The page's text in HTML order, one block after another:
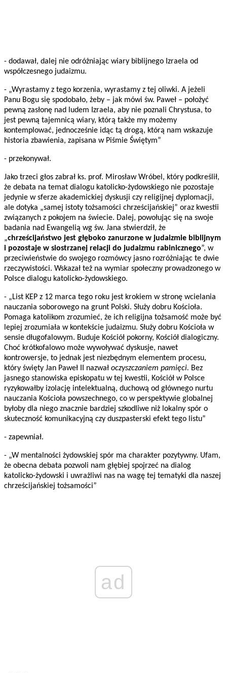
- dodawał, dalej nie odróżniając wiary biblijnego Izraela od
współczesnego judaizmu.
- „Wyrastamy z tego korzenia, wyrastamy z tej oliwki. A jeżeli
Panu Bogu się spodobało, żeby – jak mówi św. Paweł – położyć
pewną zasłonę nad ludem Izraela, aby nie poznali Chrystusa, to
jest pewną tajemnicą wiary, którą także my możemy
kontemplować, jednocześnie idąc tą drogą, którą nam wskazuje
historia zbawienia, zapisana w Piśmie Świętym”
- przekonywał.
Jako trzeci głos zabrał ks. prof. Mirosław Wróbel, który podkreślił,
że debata na temat dialogu katolicko-żydowskiego nie pozostaje
jedynie w sferze akademickiej dyskusji czy religijnej dyplomacji,
ale dotyka „samej istoty tożsamości chrześcijańskiej” oraz kwestii
związanych z pokojem na świecie. Dalej, powołując się na swoje
badania nad Ewangelią wg św. Jana stwierdził, że
„chrześcijaństwo jest głęboko zanurzone w judaizmie biblijnym
i pozostaje w siostrzanej relacji do judaizmu rabinicznego”, w
przeciwieństwie do swojego rozmówcy jasno rozróżniając te dwie
rzeczywistości. Wskazał też na wymiar społeczny prowadzonego w
Polsce dialogu katolicko-żydowskiego.
- „List KEP z 12 marca tego roku jest krokiem w stronę wcielania
nauczania soborowego na grunt Polski. Służy dobru Kościoła.
Pomaga katolikom zrozumieć, że ich religijna tożsamość może być
lepiej zrozumiała w kontekście judaizmu. Służy dobru Kościoła w
sensie długofalowym. Buduje Kościół pokorny, Kościół dialogiczny.
Choć krótkofalowo może wywoływać dyskusje, nawet
kontrowersje, to jednak jest niezbędnym elementem procesu,
który święty Jan Paweł II nazwał oczyszczaniem pamięci. Bez
jasnego stanowiska episkopatu w tej kwestii, Kościół w Polsce
ryzykowałby izolację intelektualną, duchową od głównego nurtu
nauczania Kościoła powszechnego, co w perspektywie globalnej
byłoby dla niego znacznie bardziej szkodliwe niż lokalny spór o
skuteczność komunikacyjną czy duszpasterski efekt tego listu”
- zapewniał.
- „W mentalności żydowskiej spór ma charakter pozytywny. Ufam,
że obecna debata pozwoli nam głębiej spojrzeć na dialog
katolicko-żydowski i uwrażliwi nas na wagę tej tematyki dla naszej
chrześcijańskiej tożsamości”
ad